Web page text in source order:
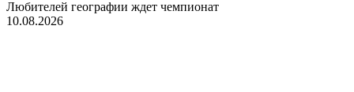
Любителей географии ждет чемпионат
10.08.2026